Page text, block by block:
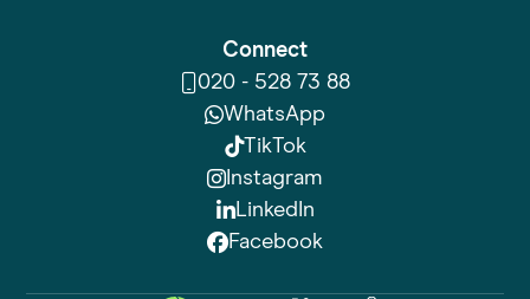
Connect
020 - 528 73 88
WhatsApp
TikTok
Instagram
LinkedIn
Facebook